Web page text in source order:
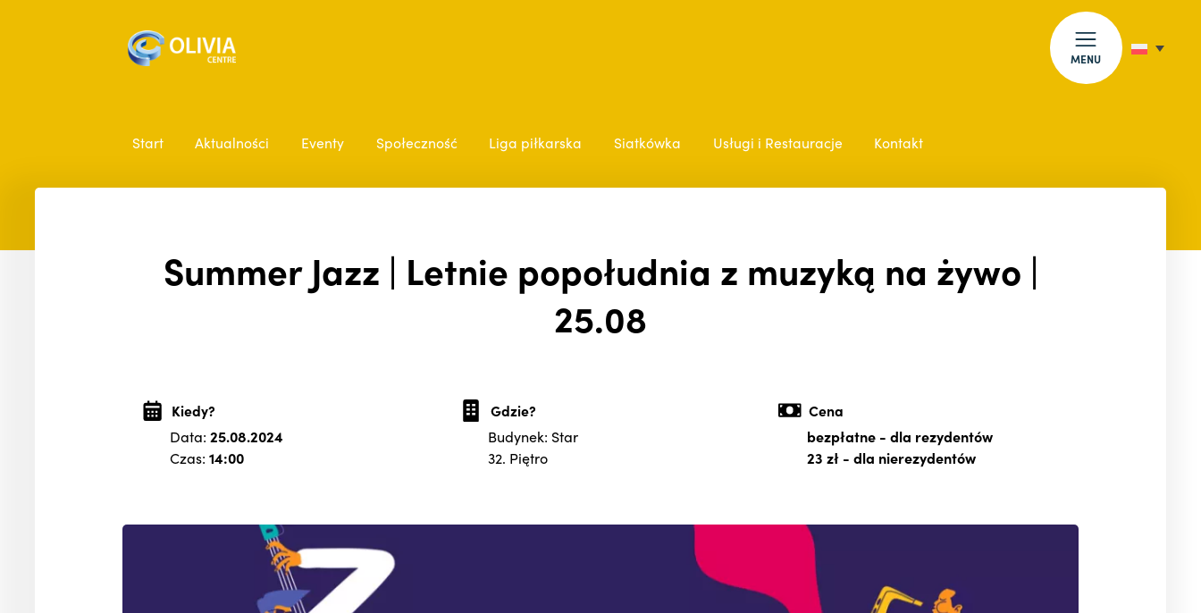
MENU
Start Aktualności Eventy Społeczność Liga piłkarska Siatkówka Usługi i Restauracje Kontakt
Summer Jazz | Letnie popołudnia z muzyką na żywo |
25.08
Kiedy?
Data: 25.08.2024
Czas: 14:00
Gdzie?
Budynek: Star
32. Piętro
Cena
bezpłatne- dla rezydentów
23 zł- dla nierezydentów